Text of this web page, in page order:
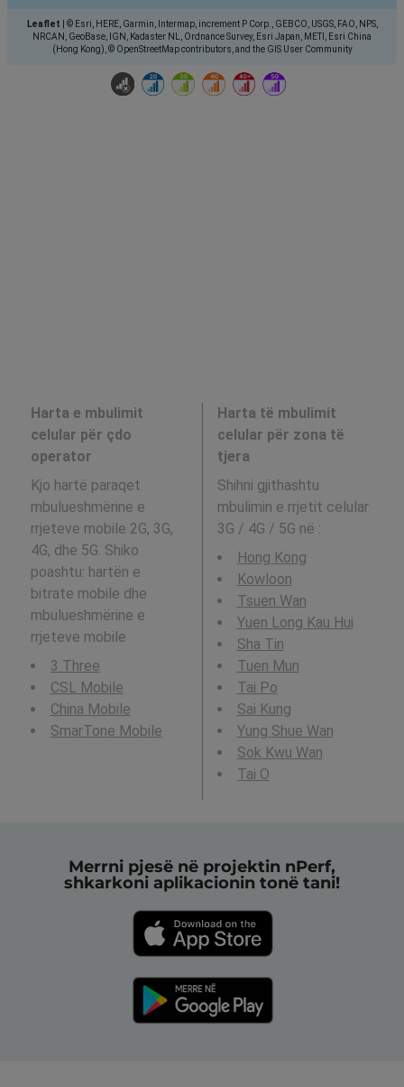
Leaflet
© Esri, HERE, Garmin, Intermap, increment P Corp., GEBCO, USGS, FAO, NPS,
NRCAN, GeoBase, IGN, Kadaster NL, Ordnance Survey, Esri Japan, METI, Esri China
(Hong Kong), © OpenStreetMap contributors, and the GIS User Community
Harta e mbulimit
celular për çdo
operator
Kjo hartë paraqet
mbulueshmërine e
rrjeteve mobile 2G, 3G,
4G, dhe 5G. Shiko
poashtu: hartën e
bitrate mobile dhe
mbulueshmërine e
rrjeteve mobile
3 Three
CSL Mobile
China Mobile
SmarTone Mobile
Harta të mbulimit
celular për zona të
tjera
Shihni gjithashtu
mbulimin e rrjetit celular
3G / 4G / 5G në :
Hong Kong
Kowloon
Tsuen Wan
Yuen Long Kau Hui
Sha Tin
Tuen Mun
Tai Po
Sai Kung
Yung Shue Wan
Sok Kwu Wan
Tai O
Merrni pjesë në projektin nPerf,
shkarkoni aplikacionin tonë tani!